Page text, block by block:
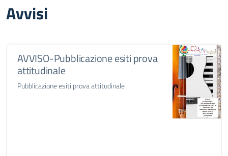
Avvisi
AVVISO-Pubblicazione esiti prova
attitudinale
Pubblicazione esiti prova attitudinale